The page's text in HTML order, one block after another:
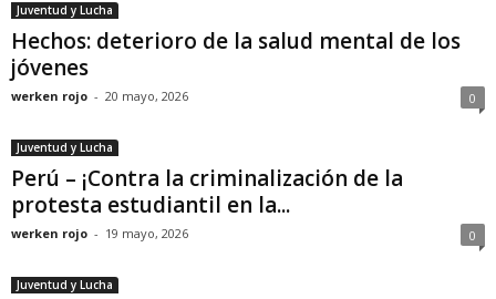
Juventud y Lucha
Hechos: deterioro de la salud mental de los
jóvenes
werken rojo - 20 mayo, 2026 0
Juventud y Lucha
Perú – ¡Contra la criminalización de la
protesta estudiantil en la...
werken rojo - 19 mayo, 2026 0
Juventud y Lucha